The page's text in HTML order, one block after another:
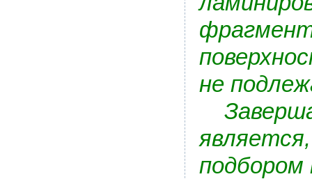
не
подбором